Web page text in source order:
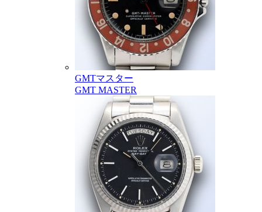
GMTマスター
GMT MASTER